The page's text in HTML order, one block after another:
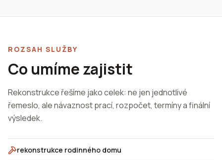
ROZSAH SLUŽBY
Co umíme zajistit
Rekonstrukce řešíme jako celek: ne jen jednotlivé
řemeslo, ale návaznost prací, rozpočet, termíny a finální
výsledek.
rekonstrukce rodinného domu